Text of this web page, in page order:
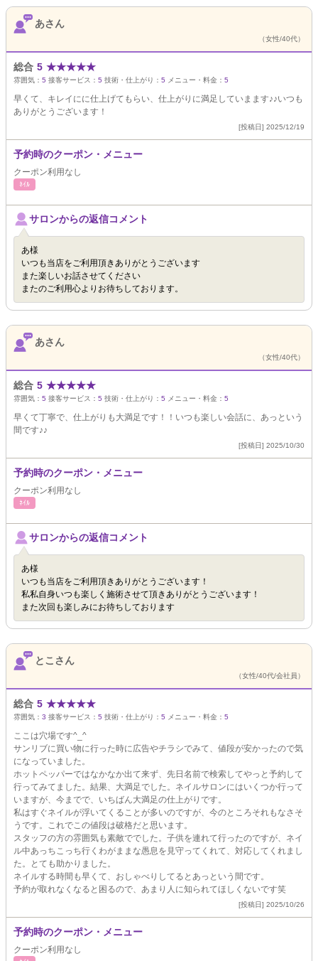
あさん
（女性/40代）
総合 5 ★★★★★
雰囲気： 5 接客サービス： 5 技術・仕上がり： 5 メニュー・料金： 5
早くて、キレイにに仕上げてもらい、仕上がりに満足していまます♪♪いつも
ありがとうございます！
[投稿日] 2025/12/19
予約時のクーポン・メニュー
クーポン利用なし
ﾈｲﾙ
サロンからの返信コメント
あ様
いつも当店をご利用頂きありがとうございます
また楽しいお話させてください
またのご利用心よりお待ちしております。
あさん
（女性/40代）
総合 5 ★★★★★
雰囲気： 5 接客サービス： 5 技術・仕上がり： 5 メニュー・料金： 5
早くて丁寧で、仕上がりも大満足です！！いつも楽しい会話に、あっという
間です♪♪
[投稿日] 2025/10/30
予約時のクーポン・メニュー
クーポン利用なし
ﾈｲﾙ
サロンからの返信コメント
あ様
いつも当店をご利用頂きありがとうございます！
私私自身いつも楽しく施術させて頂きありがとうございます！
また次回も楽しみにお待ちしております
とこさん
（女性/40代/会社員）
総合 5 ★★★★★
雰囲気： 3 接客サービス： 5 技術・仕上がり： 5 メニュー・料金： 5
ここは穴場です^_^
サンリブに買い物に行った時に広告やチラシでみて、値段が安かったので気
になっていました。
ホットペッパーではなかなか出て来ず、先日名前で検索してやっと予約して
行ってみてました。結果、大満足でした。ネイルサロンにはいくつか行って
いますが、今までで、いちばん大満足の仕上がりです。
私はすぐネイルが浮いてくることが多いのですが、今のところそれもなさそ
うです。これでこの値段は破格だと思います。
スタッフの方の雰囲気も素敵ででした。子供を連れて行ったのですが、ネイ
ル中あっちこっち行くわがままな愚息を見守ってくれて、対応してくれまし
た。とても助かりました。
ネイルする時間も早くて、おしゃべりしてるとあっという間です。
予約が取れなくなると困るので、あまり人に知られてほしくないです笑
[投稿日] 2025/10/26
予約時のクーポン・メニュー
クーポン利用なし